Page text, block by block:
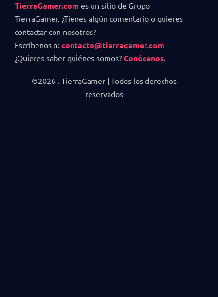
TierraGamer.com es un sitio de Grupo
TierraGamer. ¿Tienes algún comentario o quieres
contactar con nosotros?
Escríbenos a: contacto@tierragamer.com
¿Quieres saber quiénes somos? Conócenos.
©2026 . TierraGamer | Todos los derechos
reservados